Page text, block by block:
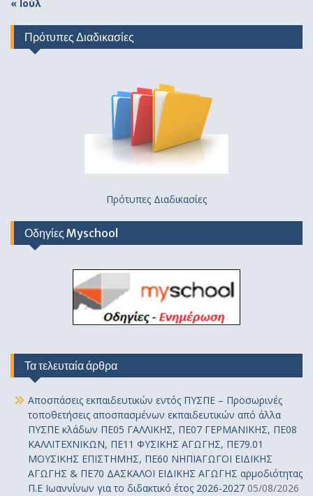
« Ιούλ
Πρότυπες Διαδικασίες
Πρότυπες Διαδικασίες
Οδηγίες Myschool
Τα τελευταία άρθρα
Αποσπάσεις εκπαιδευτικών εντός ΠΥΣΠΕ – Προσωρινές
τοποθετήσεις αποσπασμένων εκπαιδευτικών από άλλα
ΠΥΣΠΕ κλάδων ΠΕ05 ΓΑΛΛΙΚΗΣ, ΠΕ07 ΓΕΡΜΑΝΙΚΗΣ, ΠΕ08
ΚΑΛΛΙΤΕΧΝΙΚΩΝ, ΠΕ11 ΦΥΣΙΚΗΣ ΑΓΩΓΗΣ, ΠΕ79.01
ΜΟΥΣΙΚΗΣ ΕΠΙΣΤΗΜΗΣ, ΠΕ60 ΝΗΠΙΑΓΩΓΟΙ ΕΙΔΙΚΗΣ
ΑΓΩΓΗΣ & ΠΕ70 ΔΑΣΚΑΛΟΙ ΕΙΔΙΚΗΣ ΑΓΩΓΗΣ αρμοδιότητας
Π.Ε Ιωαννίνων για το διδακτικό έτος 2026-2027 05/08/2026